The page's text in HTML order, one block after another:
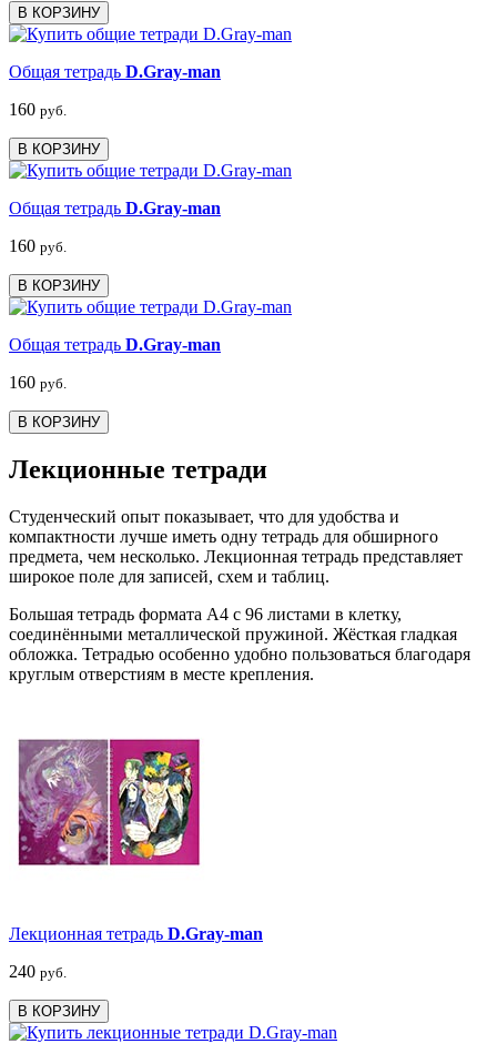
В КОРЗИНУ
Общая тетрадь D.Gray-man
160 руб.
В КОРЗИНУ
Общая тетрадь D.Gray-man
160 руб.
В КОРЗИНУ
Общая тетрадь D.Gray-man
160 руб.
В КОРЗИНУ
Лекционные тетради
Студенческий опыт показывает, что для удобства и
компактности лучше иметь одну тетрадь для обширного
предмета, чем несколько. Лекционная тетрадь представляет
широкое поле для записей, схем и таблиц.
Большая тетрадь формата А4 с 96 листами в клетку,
соединёнными металлической пружиной. Жёсткая гладкая
обложка. Тетрадью особенно удобно пользоваться благодаря
круглым отверстиям в месте крепления.
Лекционная тетрадь D.Gray-man
240 руб.
В КОРЗИНУ